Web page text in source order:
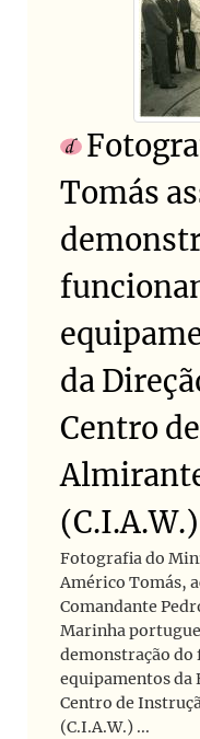
Tomás
da
Centro
(C.I.A.W.)
Fotografia do
Américo Tomás,
Comandante
Marinha
demonstração
equipamentos da
Centro de
(C.I.A.W.) ...